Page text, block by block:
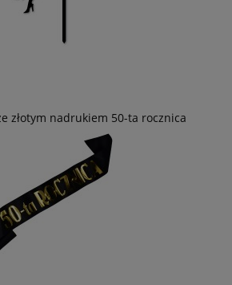
złotym nadrukiem 50-ta rocznica